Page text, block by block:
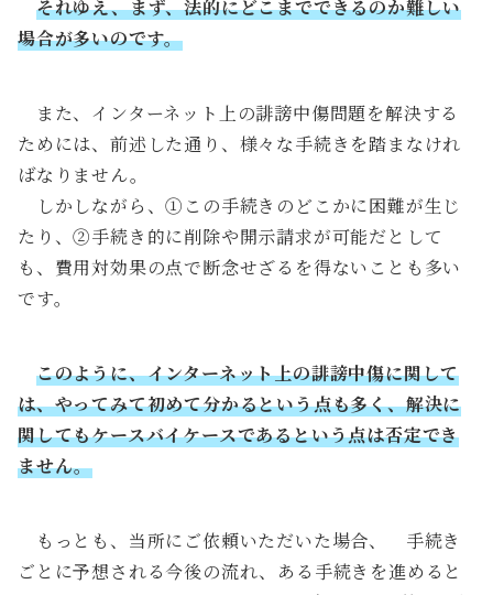
それゆえ、まず、法的にどこまでできるのか難しい
場合が多いのです。
また、インターネット上の誹謗中傷問題を解決する
ためには、前述した通り、様々な手続きを踏まなけれ
ばなりません。
しかしながら、①この手続きのどこかに困難が生じ
たり、②手続き的に削除や開示請求が可能だとして
も、費用対効果の点で断念せざるを得ないことも多い
です。
このように、インターネット上の誹謗中傷に関して
は、やってみて初めて分かるという点も多く、解決に
関してもケースバイケースであるという点は否定でき
ません。
もっとも、当所にご依頼いただいた場合、 手続き
ごとに予想される今後の流れ、ある手続きを進めると